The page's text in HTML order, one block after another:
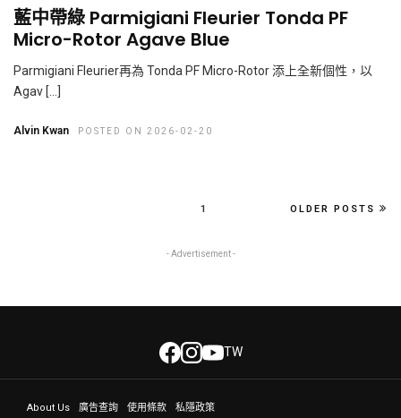
藍中帶綠 Parmigiani Fleurier Tonda PF
Micro-Rotor Agave Blue
Parmigiani Fleurier再為 Tonda PF Micro-Rotor 添上全新個性，以
Agav […]
Alvin Kwan POSTED ON 2026-02-20
1 OLDER POSTS
- Advertisement -
TW
About Us 廣告查詢 使用條款 私隱政策